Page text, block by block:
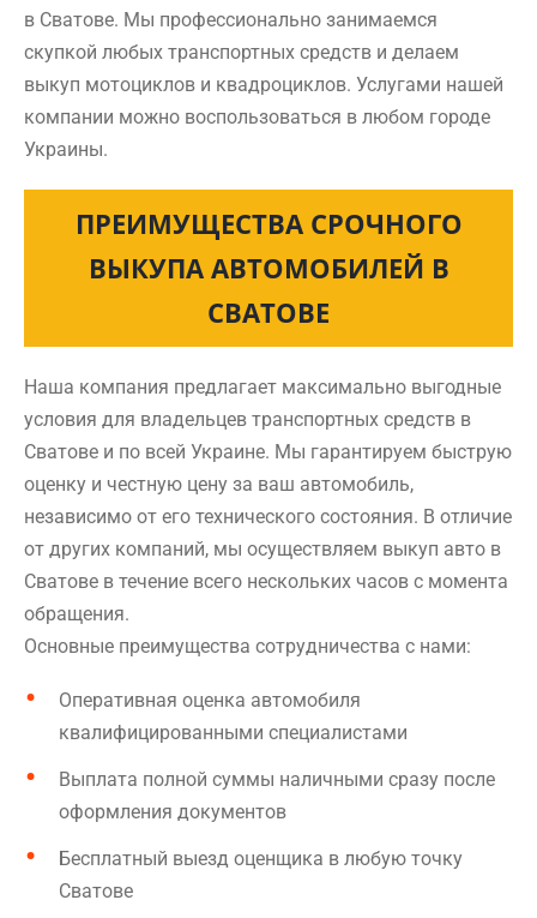
в Сватове. Мы профессионально занимаемся
скупкой любых транспортных средств и делаем
выкуп мотоциклов и квадроциклов. Услугами нашей
компании можно воспользоваться в любом городе
Украины.
ПРЕИМУЩЕСТВА СРОЧНОГО
ВЫКУПА АВТОМОБИЛЕЙ В
СВАТОВЕ
Наша компания предлагает максимально выгодные
условия для владельцев транспортных средств в
Сватове и по всей Украине. Мы гарантируем быструю
оценку и честную цену за ваш автомобиль,
независимо от его технического состояния. В отличие
от других компаний, мы осуществляем выкуп авто в
Сватове в течение всего нескольких часов с момента
обращения.
Основные преимущества сотрудничества с нами:
Оперативная оценка автомобиля
квалифицированными специалистами
Выплата полной суммы наличными сразу после
оформления документов
Бесплатный выезд оценщика в любую точку
Сватове